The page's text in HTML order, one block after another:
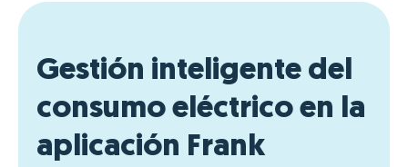
Gestión inteligente del
consumo eléctrico en la
aplicación Frank